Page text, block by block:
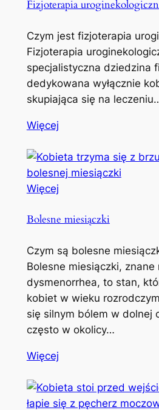
Fizjoterapia
Czym jest fizjoterapia
Fizjoterapia
specjalistyczna dziedzina
dedykowana wyłącznie
skupiająca się na
Więcej
Więcej
Bolesne miesiączki
Czym są bolesne
Bolesne miesiączki, znane
dysmenorrhea, to stan,
kobiet w wieku
się silnym bólem w dolnej
często w okolicy…
Więcej